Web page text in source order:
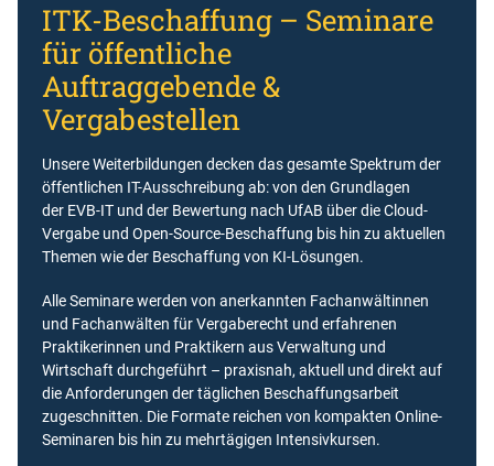
ITK-Beschaffung – Seminare
für öffentliche
Auftraggebende &
Vergabestellen
Unsere Weiterbildungen decken das gesamte Spektrum der
öffentlichen IT-Ausschreibung ab: von den Grundlagen
der EVB-IT und der Bewertung nach UfAB über die Cloud-
Vergabe und Open-Source-Beschaffung bis hin zu aktuellen
Themen wie der Beschaffung von KI-Lösungen.
Alle Seminare werden von anerkannten Fachanwältinnen
und Fachanwälten für Vergaberecht und erfahrenen
Praktikerinnen und Praktikern aus Verwaltung und
Wirtschaft durchgeführt – praxisnah, aktuell und direkt auf
die Anforderungen der täglichen Beschaffungsarbeit
zugeschnitten. Die Formate reichen von kompakten Online-
Seminaren bis hin zu mehrtägigen Intensivkursen.